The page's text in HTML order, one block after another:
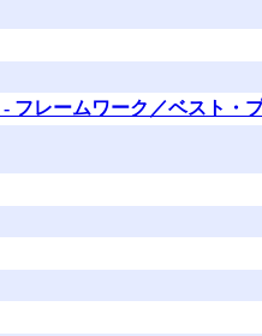
フレームワーク／ベスト・